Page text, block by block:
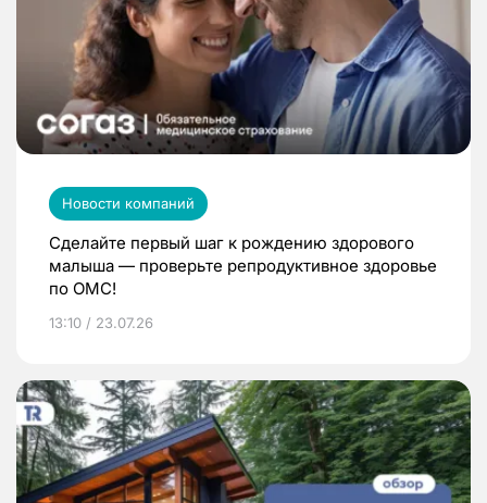
Новости компаний
Сделайте первый шаг к рождению здорового
малыша — проверьте репродуктивное здоровье
по ОМС!
13:10 / 23.07.26